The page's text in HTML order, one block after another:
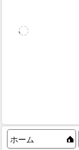
ホーム